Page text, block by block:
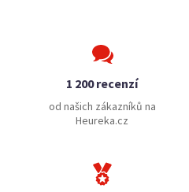
1 200 recenzí
od našich zákazníků na
Heureka.cz